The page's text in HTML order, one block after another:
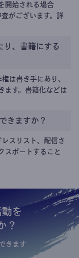
開始される場合
がございます。詳
、書籍にする
は書き手にあり、
ます。書籍化などは
きますか？
スリスト、配信さ
スポートすること
を
？
きます